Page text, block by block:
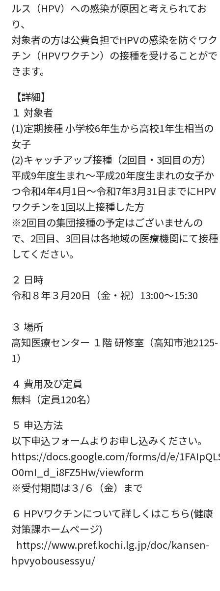
ルス（HPV）への感染が原因と考えられてお
り、
対象者の方は公費負担でHPVの感染を防ぐワク
チン（HPVワクチン）の接種を受けることがで
きます。
【詳細】
１ 対象者
(1)定期接種 小学校6年生から高校1年生相当の
女子
(2)キャッチアップ接種（2回目・3回目の方）
平成9年度生まれ～平成20年度生まれの女子か
つ令和4年4月1日～令和7年3月31日までにHPV
ワクチンを1回以上接種した方
※2回目の集団接種の予定はございませんの
で、2回目、3回目は各地域の医療機関にて接種
してください。
２ 日時
令和８年３月20日（金・祝）13:00～15:30
３ 場所
高知医療センター １階 研修室（高知市池2125-
1）
４ 費用及び定員
無料（定員120名）
５ 申込方法
以下申込フォームよりお申し込みください。
https://docs.google.com/forms/d/e/
O0mI_d_i8FZ5Hw/viewform
※受付期間は３/６（金）まで
６ HPVワクチンについて詳しくはこちら(健康
対策課ホームページ)
https://www.pref.kochi.lg.jp/doc/kansen-
hpvyobousessyu/